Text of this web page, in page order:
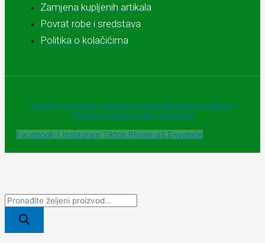
Zamjena kupljenih artikala
Povrat robe i sredstava
Politika o kolačićima
© 2025 - Sva prava zadržava Apoteke "Belladonna" Trebinje |
Powered and designed by Webherzz
Facebook-f Instagram Tiktok Phone-alt Envelope